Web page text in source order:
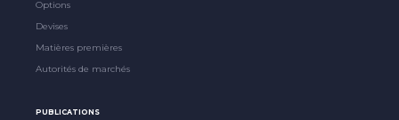
Options
Devises
Matières premières
Autorités de marchés
PUBLICATIONS